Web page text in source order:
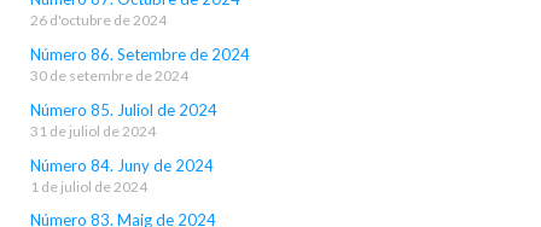
26 d'octubre de 2024
Número 86. Setembre de 2024
30 de setembre de 2024
Número 85. Juliol de 2024
31 de juliol de 2024
Número 84. Juny de 2024
1 de juliol de 2024
Número 83. Maig de 2024